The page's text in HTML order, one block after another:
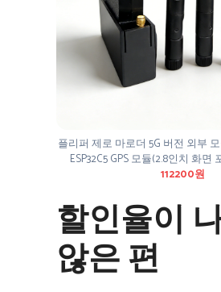
플리퍼 제로 마로더 5G 버전 외부 모
ESP32C5 GPS 모듈(2.8인치 화면
112200원
할인율이
않은 편